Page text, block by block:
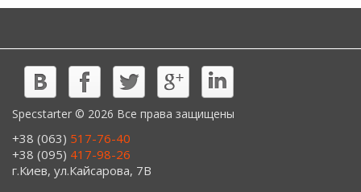
Specstarter © 2026 Все права защищены
+38 (063) 517-76-40
+38 (095) 417-98-26
г.Киев, ул.Кайсарова, 7В